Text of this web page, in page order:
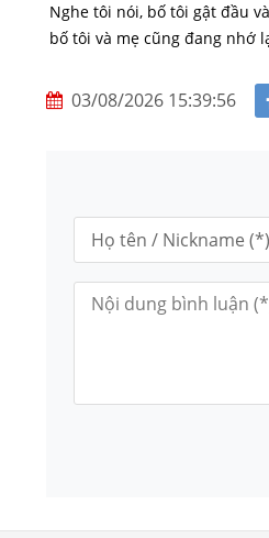
Nghe tôi nói, bố tôi gật đầu
bố tôi và mẹ cũng đang nhớ
03/08/2026 15:39:56